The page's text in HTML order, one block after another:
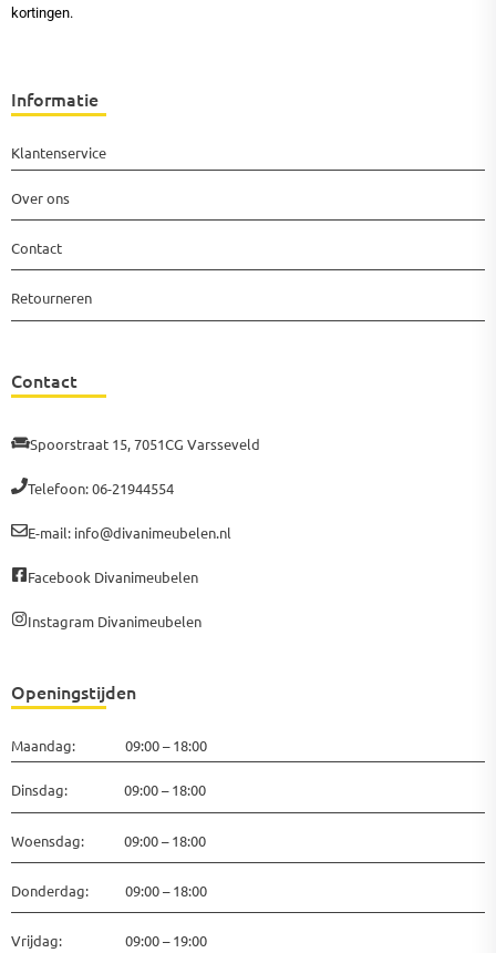
kortingen.
Informatie
Klantenservice
Over ons
Contact
Retourneren
Contact
Spoorstraat 15, 7051CG Varsseveld
Telefoon: 06-21944554
E-mail: info@divanimeubelen.nl
Facebook Divanimeubelen
Instagram Divanimeubelen
Openingstijden
Maandag: 09:00 – 18:00
Dinsdag: 09:00 – 18:00
Woensdag: 09:00 – 18:00
Donderdag: 09:00 – 18:00
Vrijdag: 09:00 – 19:00